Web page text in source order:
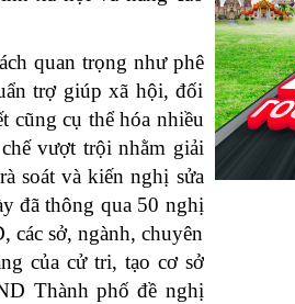
quan trọng như phê
trợ giúp xã hội, đối
cũng cụ thể hóa nhiều
vượt trội nhằm giải
soát và kiến nghị sửa
đã thông qua 50 nghị
các sở, ngành, chuyên
của cử tri, tạo cơ sở
Thành phố đề nghị